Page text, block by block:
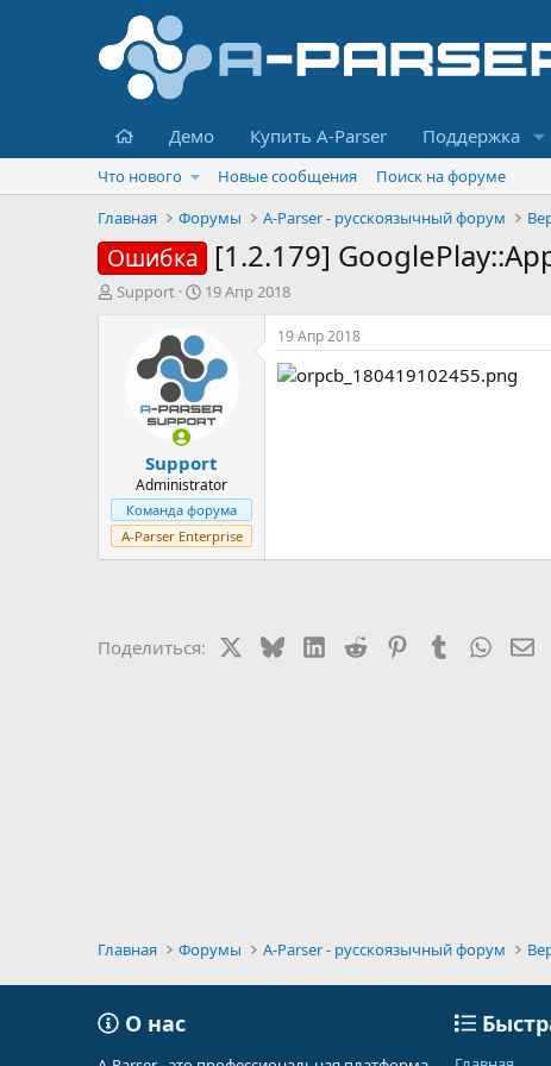
Главная
Демо Купить A-Parser Поддержка
Что нового Новые сообщения
Поиск на форуме
Главная
Форумы A-Parser - русскоязычный форум
Ошибка [1.2.179]
А
Support
Д
а
н
а
ч
л
а
19 Апр 2018
Support
Administrator
Команда форума
A-Parser Enterprise
19 Апр 2018
Поделиться: BlueskyLinkedIn
Reddit PinterestTumblr
Главная Форумы A-Parser - русскоязычный форум
О нас